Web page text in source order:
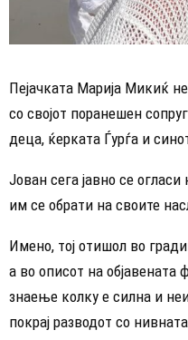
Пејачката Марија Микиќ
со својот поранешен
деца, ќерката Ѓурѓа и
Јован сега јавно се
им се обрати на своите
Имено, тој отишол во
а во описот на објавената
знаење колку е силна и
покрај разводот со